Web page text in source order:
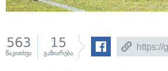
563
წაკითხვა
15
გაზიარება